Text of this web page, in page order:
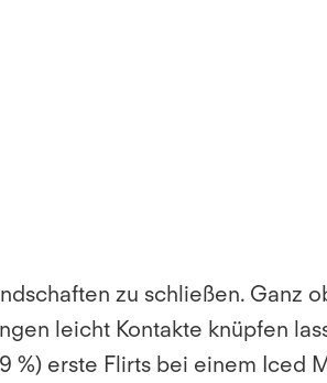
zu schließen. Ganz
leicht Kontakte knüpfen
%) erste Flirts bei einem Iced